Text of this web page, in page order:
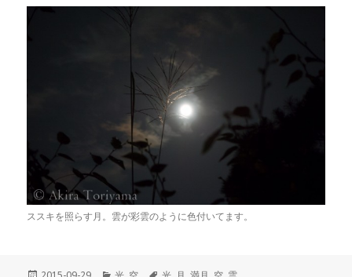
ススキを照らす月。雲が彩雲のように色付いてます。